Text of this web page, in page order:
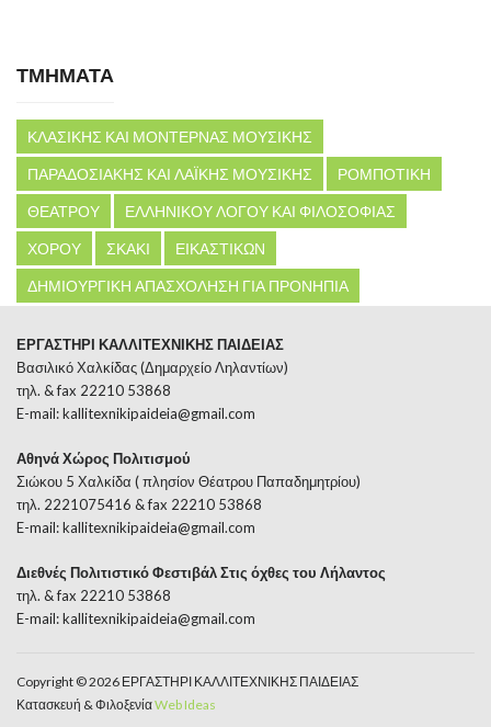
ΤΜΗΜΑΤΑ
ΚΛΑΣΙΚΗΣ ΚΑΙ ΜΟΝΤΕΡΝΑΣ ΜΟΥΣΙΚΗΣ
ΠΑΡΑΔΟΣΙΑΚΗΣ ΚΑΙ ΛΑΪΚΗΣ ΜΟΥΣΙΚΗΣ
ΡΟΜΠΟΤΙΚΗ
ΘΕΑΤΡΟΥ
ΕΛΛΗΝΙΚΟΥ ΛΟΓΟΥ ΚΑΙ ΦΙΛΟΣΟΦΙΑΣ
ΧΟΡΟΥ
ΣΚΑΚΙ
ΕΙΚΑΣΤΙΚΩΝ
ΔΗΜΙΟΥΡΓΙΚΗ ΑΠΑΣΧΟΛΗΣΗ ΓΙΑ ΠΡΟΝΗΠΙΑ
ΕΡΓΑΣΤΗΡΙ ΚΑΛΛΙΤΕΧΝΙΚΗΣ ΠΑΙΔΕΙΑΣ
Βασιλικό Χαλκίδας (Δημαρχείο Ληλαντίων)
τηλ. & fax 22210 53868
E-mail:kallitexnikipaideia@gmail.com
Αθηνά Χώρος Πολιτισμού
Σιώκου 5 Χαλκίδα ( πλησίον Θέατρου Παπαδημητρίου)
τηλ. 2221075416 & fax 22210 53868
E-mail:kallitexnikipaideia@gmail.com
Διεθνές Πολιτιστικό Φεστιβάλ Στις όχθες του Λήλαντος
τηλ. & fax 22210 53868
E-mail:kallitexnikipaideia@gmail.com
Copyright © 2026 ΕΡΓΑΣΤΗΡΙ ΚΑΛΛΙΤΕΧΝΙΚΗΣ ΠΑΙΔΕΙΑΣ
Κατασκευή & ΦιλοξενίαWeb Ideas